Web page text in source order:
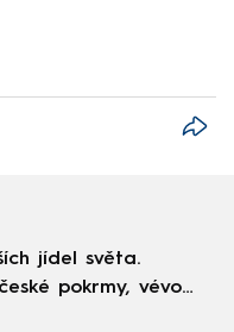
jídel světa.
pokrmy, vévodí